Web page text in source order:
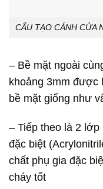
CẤU TẠO CÁNH CỬA
– Bề mặt ngoài
khoảng 3mm được
bề mặt giống như
– Tiếp theo là 2
đặc biệt
chất phụ gia đặc
cháy tốt